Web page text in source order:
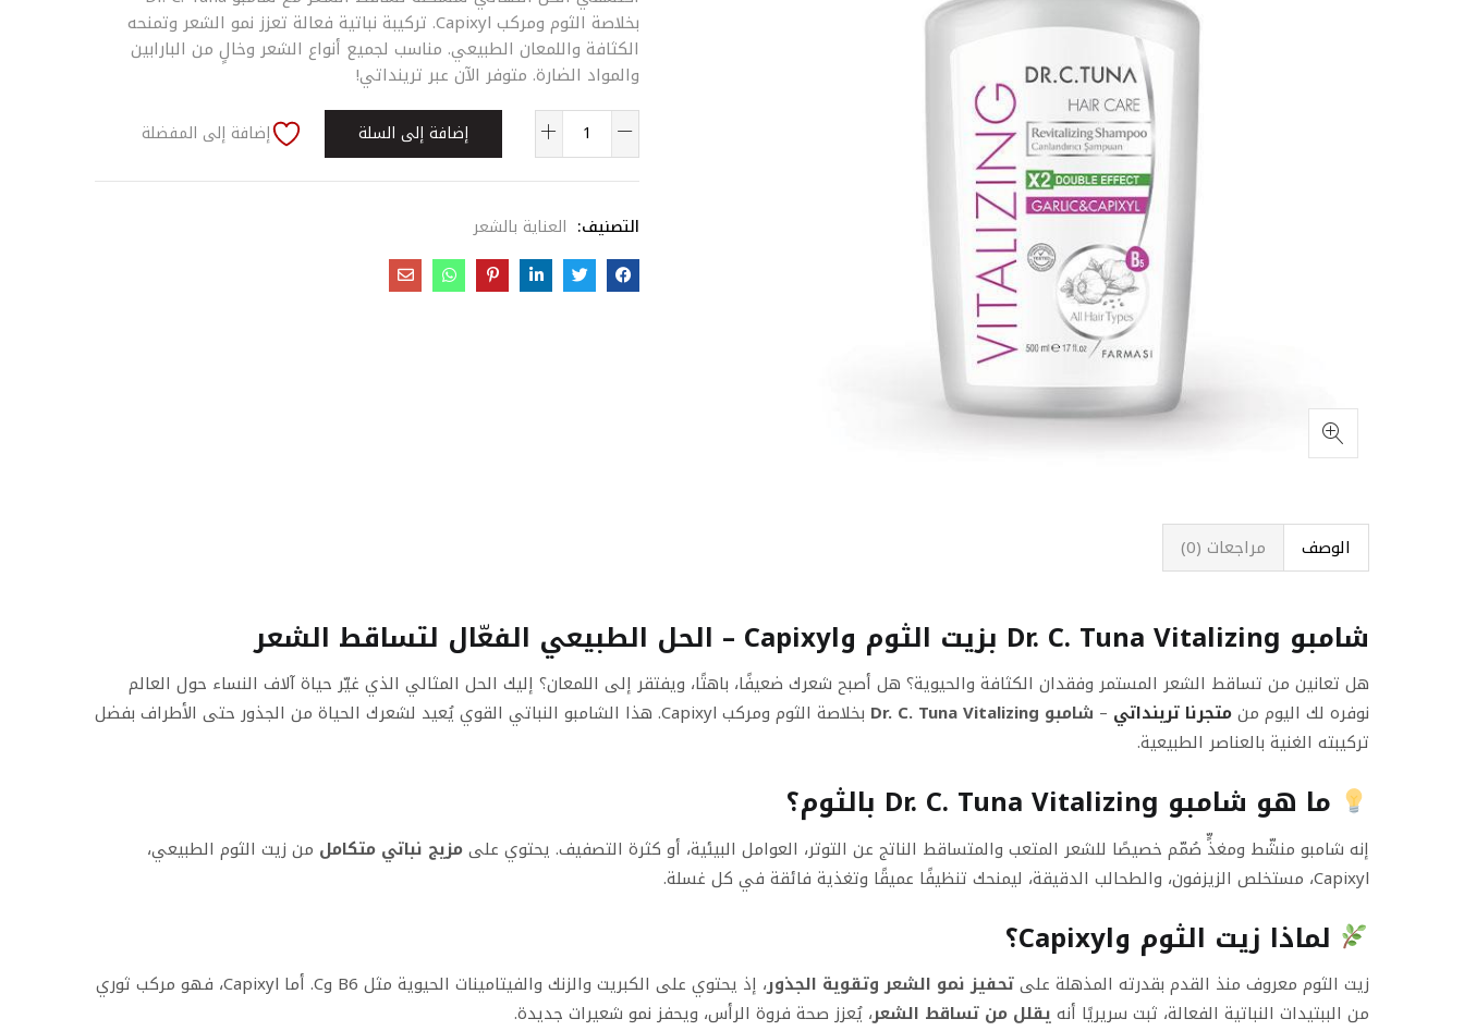
بخلاصة الثوم ومركب Capixyl. تركيبة نباتية فعالة تعزز نمو الشعر وتمنحه
الكثافة واللمعان الطبيعي. مناسب لجميع أنواع الشعر وخالٍ من البارابين
والمواد الضارة. متوفر الآن عبر ترينداتي!
إضافة إلى السلة إضافة إلى المفضلة
التصنيف: العناية بالشعر
الوصف مراجعات (0)
شامبو Dr. C. Tuna Vitalizing بزيت الثوم وCapixyl – الحل الطبيعي الفعّال لتساقط الشعر
هل تعانين من تساقط الشعر المستمر وفقدان الكثافة والحيوية؟ هل أصبح شعرك ضعيفًا، باهتًا، ويفتقر إلى اللمعان؟ إليك الحل المثالي الذي غيّر حياة آلاف النساء حول العالم
نوفره لك اليوم منمتجرنا ترينداتي – شامبو Dr. C. Tuna Vitalizing
بخلاصة الثوم ومركب Capixyl. هذا الشامبو النباتي القوي يُعيد لشعرك الحياة من الجذور حتى الأطراف بفضل
تركيبته الغنية بالعناصر الطبيعية.
ما هو شامبو Dr. C. Tuna Vitalizing بالثوم؟
إنه شامبو منشّط ومغذٍّ صُمّم خصيصًا للشعر المتعب والمتساقط الناتج عن التوتر، العوامل البيئية، أو كثرة التصفيف. يحتوي علىمزيج نباتي متكامل من زيت الثوم الطبيعي،
Capixyl، مستخلص الزيزفون، والطحالب الدقيقة، ليمنحك تنظيفًا عميقًا وتغذية فائقة في كل غسلة.
لماذا زيت الثوم وCapixyl؟
زيت الثوم معروف منذ القدم بقدرته المذهلة علىتحفيز نمو الشعر وتقوية الجذور
، إذ يحتوي على الكبريت والزنك والفيتامينات الحيوية مثل B6 وC. أما Capixyl، فهو مركب ثوري
من الببتيدات النباتية الفعالة، ثبت سريريًا أنهيقلل من تساقط الشعر، يُعزز صحة فروة الرأس، ويحفز نمو شعيرات جديدة.